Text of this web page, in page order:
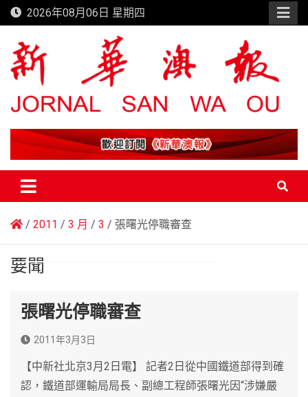
Skip
to
content
2026年08月06日 星期四
新華澳報
2011 3 月 3 張曙光停職審查
要聞
張曙光停職審查
2011年3月3日
【中新社北京3月2日電】 記者2日從中國鐵道部得到確
認，鐵道部運輸局局長、副總工程師張曙光因“涉嫌嚴